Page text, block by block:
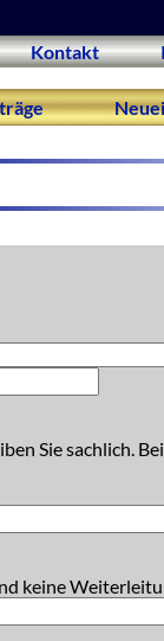
Kontakt
Sie sachlich.
keine